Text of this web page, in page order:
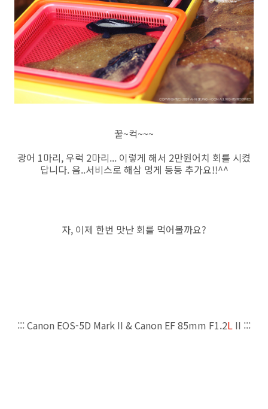
꿀~컥~~~
광어 1마리, 우럭 2마리... 이렇게 해서 2만원어치 회를 시켰
답니다. 음..서비스로 해삼 멍게 등등 추가요!!^^
자, 이제 한번 맛난 회를 먹어볼까요?
::: Canon EOS-5D Mark II & Canon EF 85mm F1.2L II :::